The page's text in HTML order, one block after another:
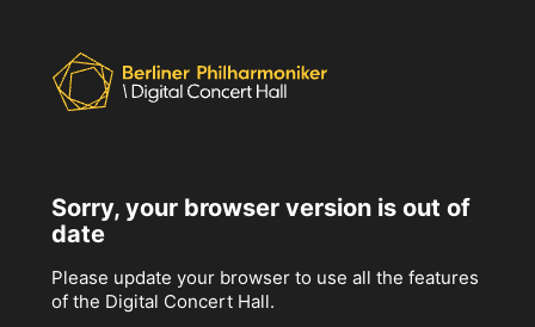
Sorry, your browser version is out of
date
Please update your browser to use all the features
of the Digital Concert Hall.